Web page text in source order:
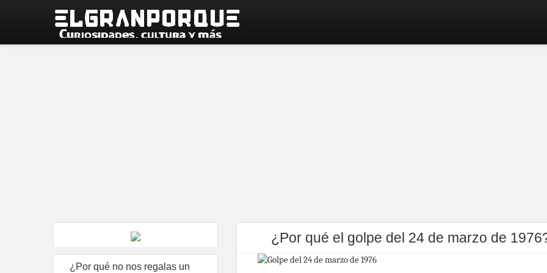
¿Por qué el golpe del 24 de marzo de
¿Por qué no nos regalas un